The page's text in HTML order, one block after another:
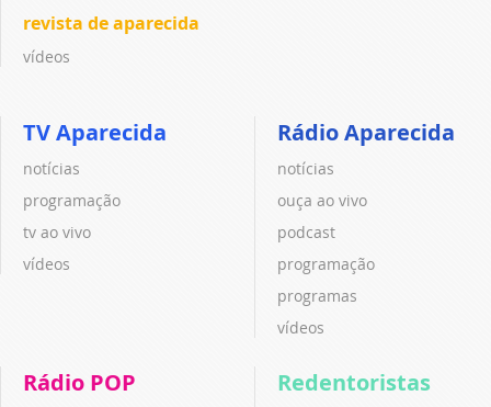
revista de aparecida
vídeos
TV Aparecida
notícias
programação
tv ao vivo
vídeos
Rádio Aparecida
notícias
ouça ao vivo
podcast
programação
programas
vídeos
Rádio POP Redentoristas